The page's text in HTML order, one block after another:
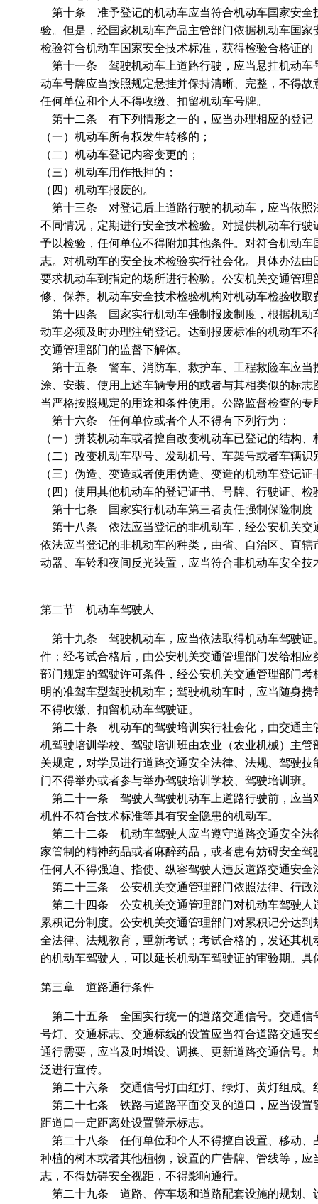
第十条 准予登记的机动车应当符合机动车国家安全
验。但是，经国家机动车产品主管部门依据机动车国
检验符合机动车国家安全技术标准，获得检验合格证的
第十一条 驾驶机动车上道路行驶，应当悬挂机动车
动车号牌应当按照规定悬挂并保持清晰、完整，不得故
任何单位和个人不得收缴、扣留机动车号牌。
第十二条 有下列情形之一的，应当办理相应的登记
（一）机动车所有权发生转移的；
（二）机动车登记内容变更的；
（三）机动车用作抵押的；
（四）机动车报废的。
第十三条 对登记后上道路行驶的机动车，应当依照
不同情况，定期进行安全技术检验。对提供机动车行
予以检验，任何单位不得附加其他条件。对符合机动
志。对机动车的安全技术检验实行社会化。具体办法
要求机动车到指定的场所进行检验。公安机关交通管
修、保养。机动车安全技术检验机构对机动车检验收
第十四条 国家实行机动车强制报废制度，根据机动
动车必须及时办理注销登记。达到报废标准的机动车
交通管理部门的监督下解体。
第十五条 警车、消防车、救护车、工程救险车应当
涂、安装、使用上述车辆专用的或者与其相类似的标
当严格按照规定的用途和条件使用。公路监督检查的
第十六条 任何单位或者个人不得有下列行为：
（一）拼装机动车或者擅自改变机动车已登记的结构、
（二）改变机动车型号、发动机号、车架号或者车辆识
（三）伪造、变造或者使用伪造、变造的机动车登记
（四）使用其他机动车的登记证书、号牌、行驶证、
第十七条 国家实行机动车第三者责任强制保险制度
第十八条 依法应当登记的非机动车，经公安机关交
依法应当登记的非机动车的种类，由省、自治区、直
动器、车铃和夜间反光装置，应当符合非机动车安全技
第二节 机动车驾驶人
第十九条 驾驶机动车，应当依法取得机动车驾驶证
件；经考试合格后，由公安机关交通管理部门发给相
部门规定的驾驶许可条件，经公安机关交通管理部门
明的准驾车型驾驶机动车；驾驶机动车时，应当随身
不得收缴、扣留机动车驾驶证。
第二十条 机动车的驾驶培训实行社会化，由交通主
机驾驶培训学校、驾驶培训班由农业（农业机械）主
关规定，对学员进行道路交通安全法律、法规、驾驶
门不得举办或者参与举办驾驶培训学校、驾驶培训班。
第二十一条 驾驶人驾驶机动车上道路行驶前，应当
机件不符合技术标准等具有安全隐患的机动车。
第二十二条 机动车驾驶人应当遵守道路交通安全法
家管制的精神药品或者麻醉药品，或者患有妨碍安全
任何人不得强迫、指使、纵容驾驶人违反道路交通安
第二十三条 公安机关交通管理部门依照法律、行政
第二十四条 公安机关交通管理部门对机动车驾驶人
累积记分制度。公安机关交通管理部门对累积记分达
全法律、法规教育，重新考试；考试合格的，发还其
的机动车驾驶人，可以延长机动车驾驶证的审验期。
第三章 道路通行条件
第二十五条 全国实行统一的道路交通信号。交通信
号灯、交通标志、交通标线的设置应当符合道路交通
通行需要，应当及时增设、调换、更新道路交通信号
泛进行宣传。
第二十六条 交通信号灯由红灯、绿灯、黄灯组成。
第二十七条 铁路与道路平面交叉的道口，应当设置
距道口一定距离处设置警示标志。
第二十八条 任何单位和个人不得擅自设置、移动、
种植的树木或者其他植物，设置的广告牌、管线等，
志，不得妨碍安全视距，不得影响通行。
第二十九条 道路、停车场和道路配套设施的规划、